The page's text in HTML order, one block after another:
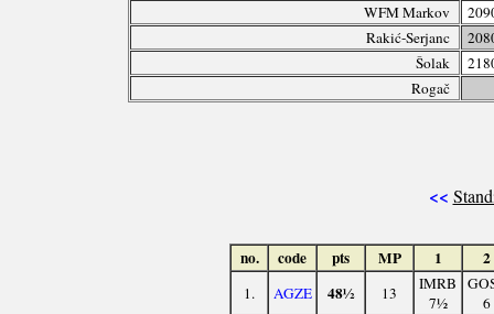
WFM Markov
Rakić-Serjanc
Šolak
Rogač
<<
no. code pts MP 1 2
1. AGZE 48½ 13
IMRB
7½
6